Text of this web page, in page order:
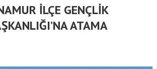
İLÇE GENÇLİK
ATAMA